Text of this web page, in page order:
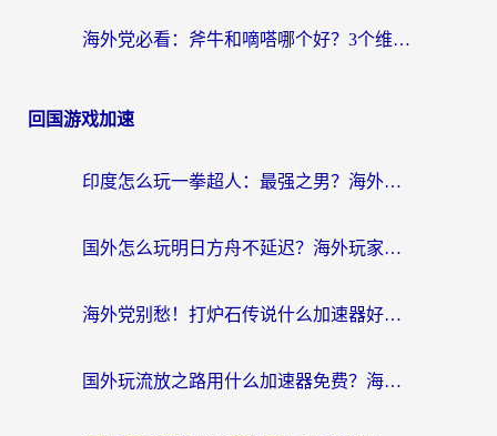
海外党必看：斧牛和嘀嗒哪个好？3个维度教你选对回国加速器
回国游戏加速
印度怎么玩一拳超人：最强之男？海外党国服游戏加速避坑指南
国外怎么玩明日方舟不延迟？海外玩家国服游戏加速终极指南（附DNF梦幻诛仙解决方案）
海外党别愁！打炉石传说什么加速器好用？3个实用技巧解决国服游戏卡顿
国外玩流放之路用什么加速器免费？海外党亲测有效的国服游戏加速指南